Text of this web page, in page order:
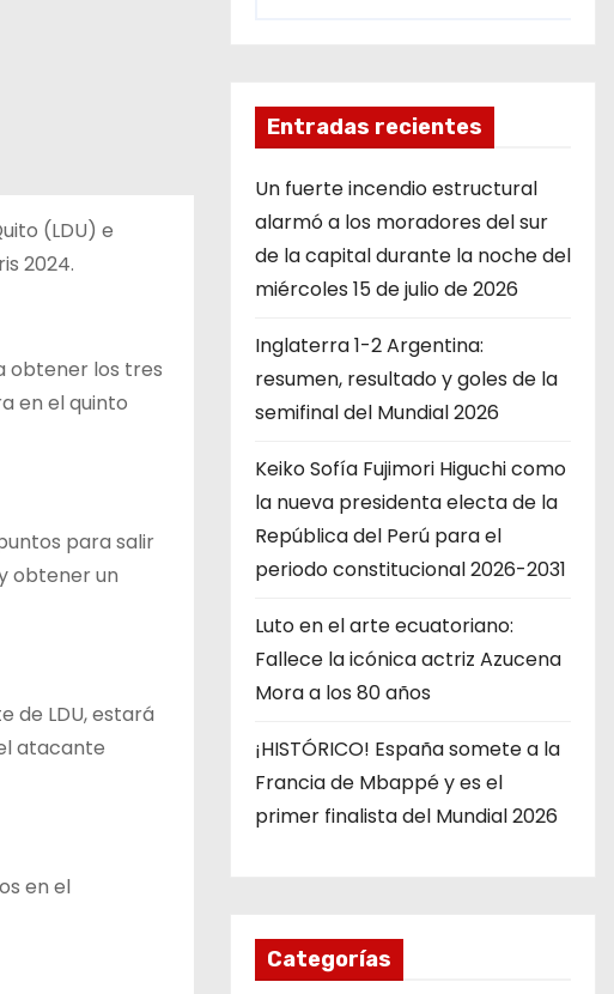
(LDU) e
2024.
obtener los tres
en el quinto
para salir
obtener un
de LDU, estará
atacante
en el
Entradas recientes
Un fuerte incendio estructural
alarmó a los moradores del sur
de la capital durante la noche del
miércoles 15 de julio de 2026
Inglaterra 1-2 Argentina:
resumen, resultado y goles de la
semifinal del Mundial 2026
Keiko Sofía Fujimori Higuchi como
la nueva presidenta electa de la
República del Perú para el
periodo constitucional 2026-2031
Luto en el arte ecuatoriano:
Fallece la icónica actriz Azucena
Mora a los 80 años
¡HISTÓRICO! España somete a la
Francia de Mbappé y es el
primer finalista del Mundial 2026
Categorías